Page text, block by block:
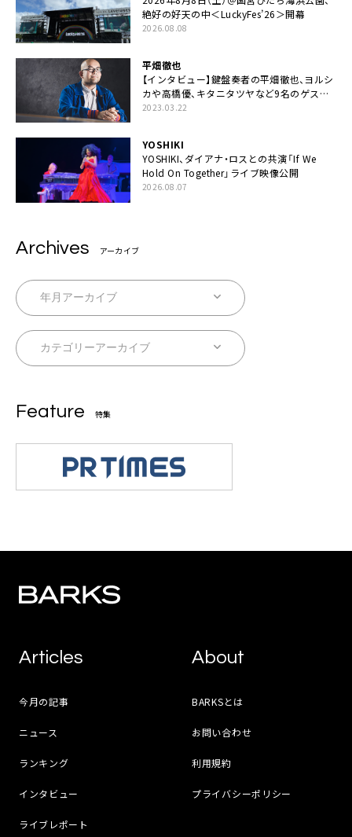
絶好の好天の中＜LuckyFes’26＞開幕
2026.08.08
平畑徹也
【インタビュー】鍵盤奏者の平畑徹也、ヨルシ
カや高橋優、キタニタツヤなど9名のゲスト
を迎えた初アルバムに音楽人生の総括「自分
2023.03.22
YOSHIKI
YOSHIKI、ダイアナ・ロスとの共演「If We
Hold On Together」ライブ映像公開
2026.08.07
Archives アーカイブ
Feature 特集
Articles
今月の記事
ニュース
ランキング
インタビュー
ライブレポート
About
BARKSとは
お問い合わせ
利用規約
プライバシーポリシー